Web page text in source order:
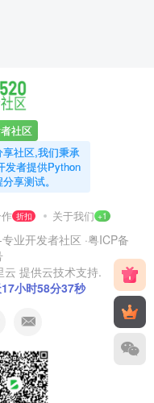
社区
社区,我们秉承
发者提供Python
享测试。
折扣 关于我们 +1
业开发者社区 ·粤ICP备
云 提供云技术支持.
小时58分38秒